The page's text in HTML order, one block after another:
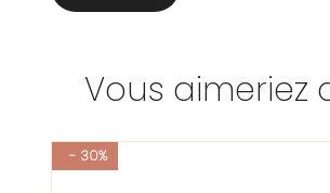
Vous aimeriez
- 30%